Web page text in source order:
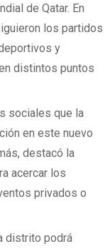
de Qatar. En
los partidos
y
distintos puntos
sociales que la
en este nuevo
destacó la
acercar los
privados o
distrito podrá